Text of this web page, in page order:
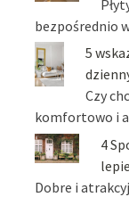
bezpośrednio
5
Czy
komfortowo i
4
Dobre i